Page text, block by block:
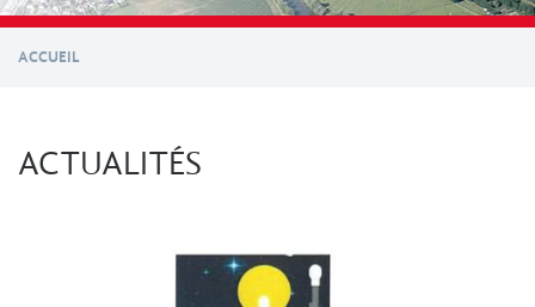
ACCUEIL
ACTUALITÉS